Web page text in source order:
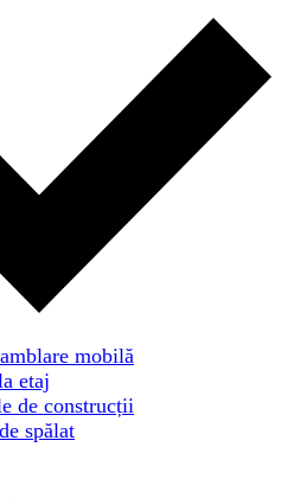
mobilă
etaj
de construcții
spălat